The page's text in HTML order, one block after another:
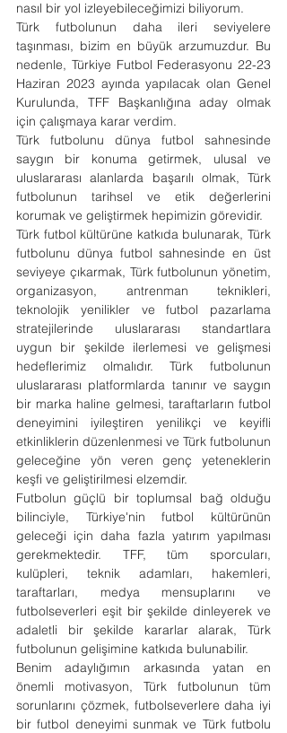
nasıl bir yol izleyebileceğimizi biliyorum.
Türk futbolunun daha ileri seviyelere
taşınması, bizim en büyük arzumuzdur. Bu
nedenle, Türkiye Futbol Federasyonu 22-23
Haziran 2023 ayında yapılacak olan Genel
Kurulunda, TFF Başkanlığına aday olmak
için çalışmaya karar verdim.
Türk futbolunu dünya futbol sahnesinde
saygın bir konuma getirmek, ulusal ve
uluslararası alanlarda başarılı olmak, Türk
futbolunun tarihsel ve etik değerlerini
korumak ve geliştirmek hepimizin görevidir.
Türk futbol kültürüne katkıda bulunarak, Türk
futbolunu dünya futbol sahnesinde en üst
seviyeye çıkarmak, Türk futbolunun yönetim,
organizasyon, antrenman teknikleri,
teknolojik yenilikler ve futbol pazarlama
stratejilerinde uluslararası standartlara
uygun bir şekilde ilerlemesi ve gelişmesi
hedeflerimiz olmalıdır. Türk futbolunun
uluslararası platformlarda tanınır ve saygın
bir marka haline gelmesi, taraftarların futbol
deneyimini iyileştiren yenilikçi ve keyifli
etkinliklerin düzenlenmesi ve Türk futbolunun
geleceğine yön veren genç yeteneklerin
keşfi ve geliştirilmesi elzemdir.
Futbolun güçlü bir toplumsal bağ olduğu
bilinciyle, Türkiye'nin futbol kültürünün
geleceği için daha fazla yatırım yapılması
gerekmektedir. TFF, tüm sporcuları,
kulüpleri, teknik adamları, hakemleri,
taraftarları, medya mensuplarını ve
futbolseverleri eşit bir şekilde dinleyerek ve
adaletli bir şekilde kararlar alarak, Türk
futbolunun gelişimine katkıda bulunabilir.
Benim adaylığımın arkasında yatan en
önemli motivasyon, Türk futbolunun tüm
sorunlarını çözmek, futbolseverlere daha iyi
bir futbol deneyimi sunmak ve Türk futbolu